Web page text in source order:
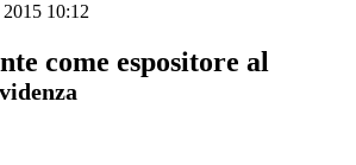
10:12
come espositore al